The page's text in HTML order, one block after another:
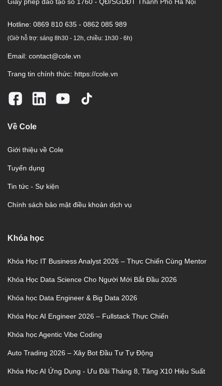
Hotline: 0869 810 635 - 0862 085 989
(Giờ hỗ trợ: sáng 8h30 - 12h, chiều: 1h30 - 6h)
Email: contact@cole.vn
Trang tin chính thức: https://cole.vn
Về Cole
Giới thiệu về Cole
Tuyển dụng
Tin tức - Sự kiện
Chính sách bảo mật điều khoản dịch vụ
Khóa học
Khóa Học IT Business Analyst 2026 – Thực Chiến Cùng Mentor
Khóa Học Data Science Cho Người Mới Bắt Đầu 2026
Khóa học Data Engineer & Big Data 2026
Khóa Học AI Engineer 2026 – Fullstack Thực Chiến
Khóa học Agentic Vibe Coding
Auto Trading 2026 – Xây Bot Đầu Tư Tự Động
Khóa Học AI Ứng Dụng - Ưu Đãi Tháng 8, Tăng X10 Hiệu Suất